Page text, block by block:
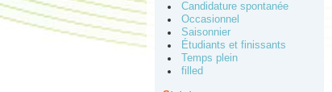
Candidature spontanée
Occasionnel
Saisonnier
Étudiants et finissants
Temps plein
filled